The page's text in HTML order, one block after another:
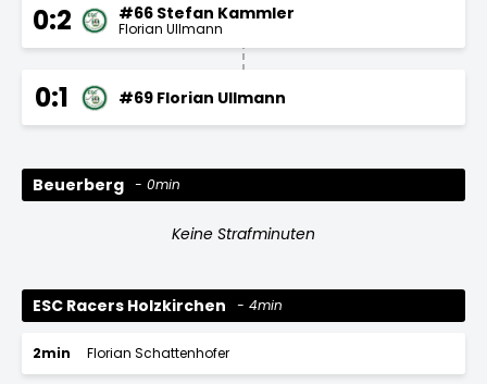
0:2 #66 Stefan Kammler
Florian Ullmann
0:1 #69 Florian Ullmann
Beuerberg 0min
Keine Strafminuten
ESC Racers Holzkirchen 4min
2min Florian Schattenhofer